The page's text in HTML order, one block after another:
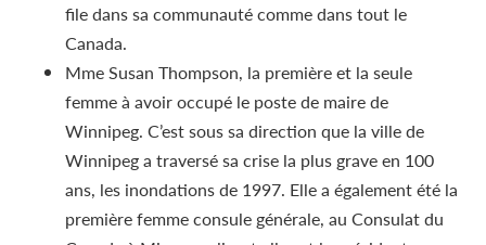
file dans sa communauté comme dans tout le
Canada.
Mme Susan Thompson, la première et la seule
femme à avoir occupé le poste de maire de
Winnipeg. C’est sous sa direction que la ville de
Winnipeg a traversé sa crise la plus grave en 100
ans, les inondations de 1997. Elle a également été la
première femme consule générale, au Consulat du